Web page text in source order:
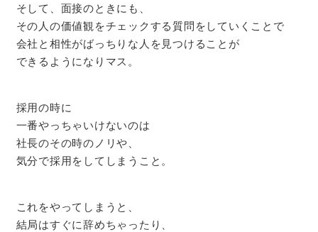
そして、面接のときにも、
その人の価値観をチェックする質問をしていくことで
会社と相性がばっちりな人を見つけることが
できるようになりマス。
採用の時に
一番やっちゃいけないのは
社長のその時のノリや、
気分で採用をしてしまうこと。
これをやってしまうと、
結局はすぐに辞めちゃったり、